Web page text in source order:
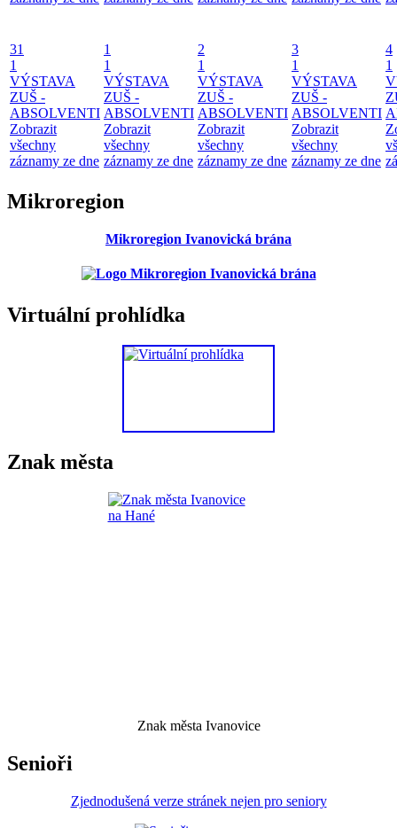
31
1
VÝSTAVA
ZUŠ -
ABSOLVENTI
Zobrazit
všechny
záznamy ze dne
1
1
VÝSTAVA
ZUŠ -
ABSOLVENTI
Zobrazit
všechny
záznamy ze dne
2
1
VÝSTAVA
ZUŠ -
ABSOLVENTI
Zobrazit
všechny
záznamy ze dne
3
1
VÝSTAVA
ZUŠ -
ABSOLVENTI
Zobrazit
všechny
záznamy ze dne
4
1
Mikroregion
Mikroregion Ivanovická brána
Virtuální prohlídka
Znak města
Znak města Ivanovice
Senioři
Zjednodušená verze stránek nejen pro seniory